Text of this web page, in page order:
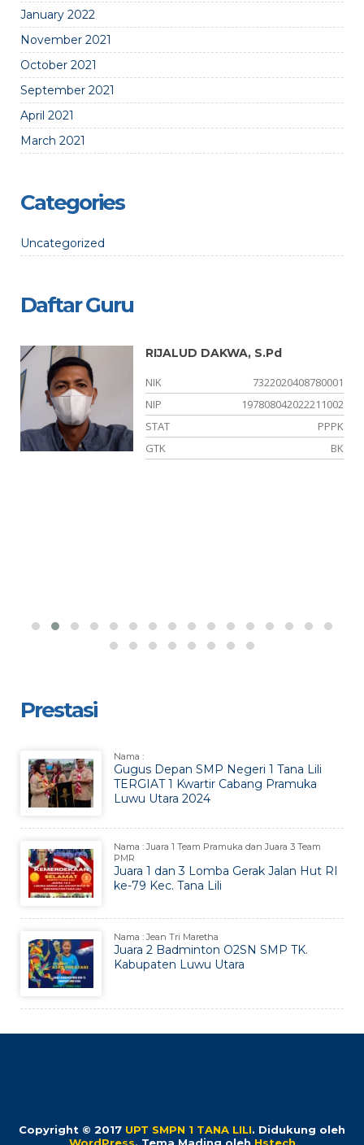
January 2022
November 2021
October 2021
September 2021
April 2021
March 2021
Categories
Uncategorized
Daftar Guru
RIJALUD DAKWA, S.Pd
NIK
7322020408780001
NIP
197808042022211002
STAT
PPPK
GTK
BK
Prestasi
Nama :
Gugus Depan SMP Negeri 1 Tana Lili
TERGIAT 1 Kwartir Cabang Pramuka
Luwu Utara 2024
Nama : Juara 1 Team Pramuka dan Juara 3 Team
PMR
Juara 1 dan 3 Lomba Gerak Jalan Hut RI
ke-79 Kec. Tana Lili
Nama : Jean Tri Maretha
Juara 2 Badminton O2SN SMP TK.
Kabupaten Luwu Utara
Copyright © 2017 UPT SMPN 1 TANA LILI. Didukung oleh
WordPress. Tema Mading oleh Hstech